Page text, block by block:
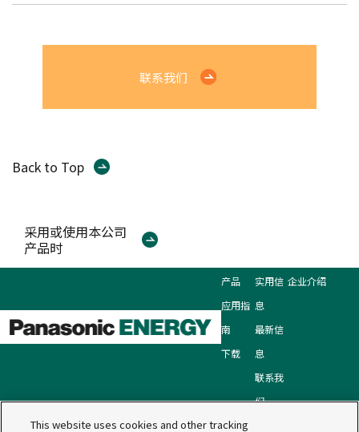
联系我们
Back to Top
采用或使用本公司
产品时
产品
应用指
南
下载
实用信
息
最新信
息
联系我
们
企业介绍
This website uses cookies and other tracking